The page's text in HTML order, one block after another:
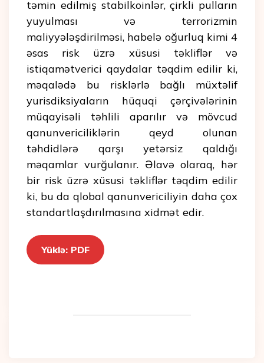
təmin edilmiş stabilkoinlər, çirkli pulların
yuyulması və terrorizmin
maliyyələşdirilməsi, habelə oğurluq kimi 4
əsas risk üzrə xüsusi təkliflər və
istiqamətverici qaydalar təqdim edilir ki,
məqalədə bu risklərlə bağlı müxtəlif
yurisdiksiyaların hüquqi çərçivələrinin
müqayisəli təhlili aparılır və mövcud
qanunvericiliklərin qeyd olunan
təhdidlərə qarşı yetərsiz qaldığı
məqamlar vurğulanır. Əlavə olaraq, hər
bir risk üzrə xüsusi təkliflər təqdim edilir
ki, bu da qlobal qanunvericiliyin daha çox
standartlaşdırılmasına xidmət edir.
Yüklə: PDF